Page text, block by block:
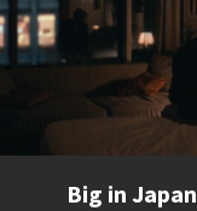
Big in Japan